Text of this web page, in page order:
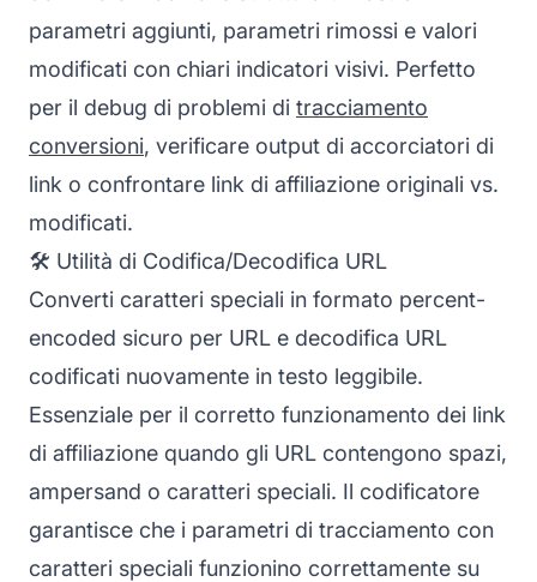
parametri aggiunti, parametri rimossi e valori
modificati con chiari indicatori visivi. Perfetto
per il debug di problemi di tracciamento
conversioni, verificare output di accorciatori di
link o confrontare link di affiliazione originali vs.
modificati.
🛠️ Utilità di Codifica/Decodifica URL
Converti caratteri speciali in formato percent-
encoded sicuro per URL e decodifica URL
codificati nuovamente in testo leggibile.
Essenziale per il corretto funzionamento dei link
di affiliazione quando gli URL contengono spazi,
ampersand o caratteri speciali. Il codificatore
garantisce che i parametri di tracciamento con
caratteri speciali funzionino correttamente su